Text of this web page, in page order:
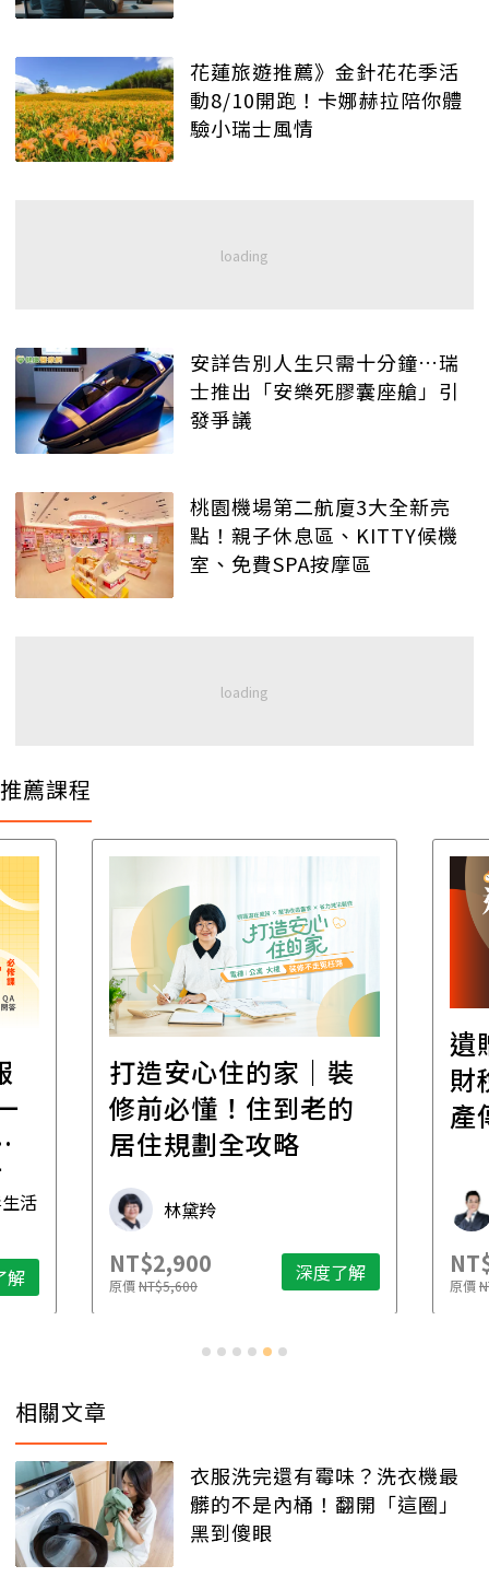
花蓮旅遊推薦》金針花花季活
動8/10開跑！卡娜赫拉陪你體
驗小瑞士風情
安詳告別人生只需十分鐘…瑞
士推出「安樂死膠囊座艙」引
發爭議
桃園機場第二航廈3大全新亮
點！親子休息區、KITTY候機
室、免費SPA按摩區
推薦課程
活
解
打造安心住的家｜裝
修前必懂！住到老的
居住規劃全攻略
林黛羚
NT$2,900
原價NT$5,600 深度了解
遺
財
產
原價
相關文章
衣服洗完還有霉味？洗衣機最
髒的不是內桶！翻開「這圈」
黑到傻眼